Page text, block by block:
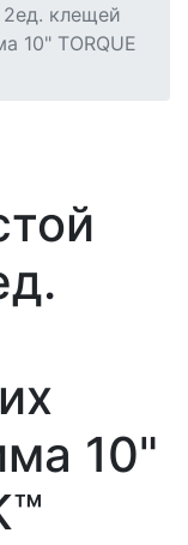
клещей
10" TORQUE
10"